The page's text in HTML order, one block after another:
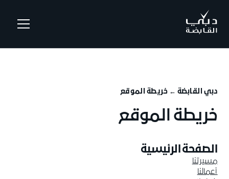
دبي القابضة ← خريطة الموقع
خريطة الموقع
الصفحة الرئيسية
مسيرتنا
أعمالنا